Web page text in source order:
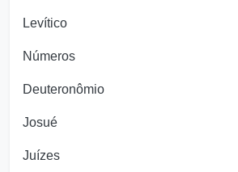
Levítico
Números
Deuteronômio
Josué
Juízes